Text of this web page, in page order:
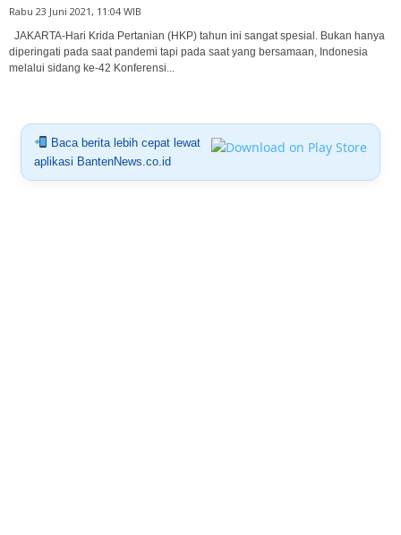
Rabu 23 Juni 2021, 11:04 WIB
JAKARTA-Hari Krida Pertanian (HKP) tahun ini sangat spesial. Bukan hanya
diperingati pada saat pandemi tapi pada saat yang bersamaan, Indonesia
melalui sidang ke-42 Konferensi...
Baca berita lebih cepat lewat
aplikasi BantenNews.co.id